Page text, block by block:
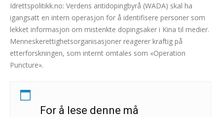
Idrettspolitikk.no: Verdens antidopingbyrå (WADA) skal ha
igangsatt en intern operasjon for å identifisere personer som
lekket informasjon om mistenkte dopingsaker i Kina til medier.
Menneskerettighetsorganisasjoner reagerer kraftig på
etterforskningen, som internt omtales som «Operation
Puncture».
For å lese denne må